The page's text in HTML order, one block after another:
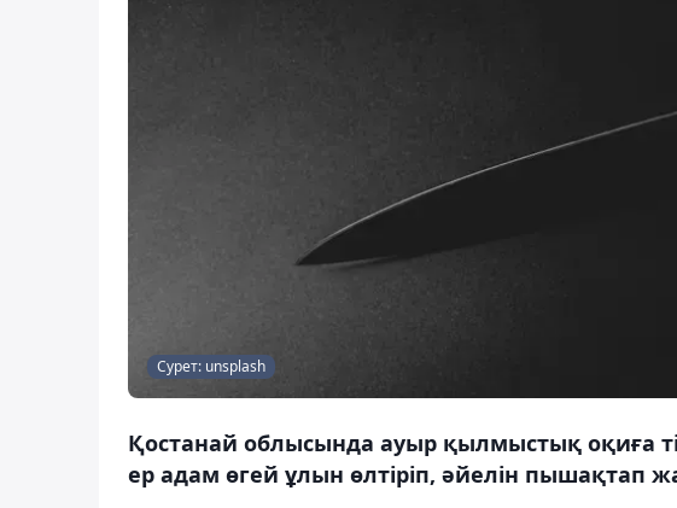
Сурет: unsplash
Қостанай облысында ауыр қылмыстық оқиға
ер адам өгей ұлын өлтіріп, әйелін пышақтап